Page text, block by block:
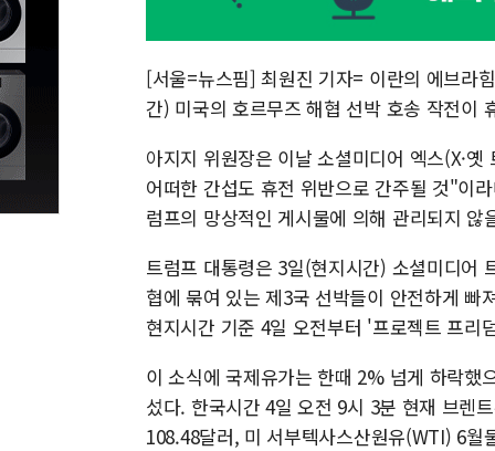
[서울=뉴스핌] 최원진 기자= 이란의 에브라
간) 미국의 호르무즈 해협 선박 호송 작전이
아지지 위원장은 이날 소셜미디어 엑스(X·
어떠한 간섭도 휴전 위반으로 간주될 것"이
럼프의 망상적인 게시물에 의해 관리되지 않
트럼프 대통령은 3일(현지시간) 소셜미디어
협에 묶여 있는 제3국 선박들이 안전하게
현지시간 기준 4일 오전부터 '프로젝트 프
이 소식에 국제유가는 한때 2% 넘게 하락
섰다. 한국시간 4일 오전 9시 3분 현재 브렌
108.48달러, 미 서부텍사스산원유(WTI) 6